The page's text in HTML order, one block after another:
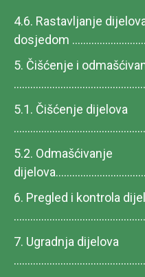
4.6. Rastavljanje
dosjedom
5. Čišćenje i
5.1. Čišćenje dijelova
5.2. Odmašćivanje
6. Pregled i kontrola
7. Ugradnja dijelova